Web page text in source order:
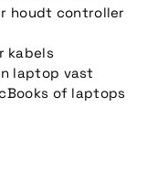
houdt controller
kabels
laptop vast
of laptops